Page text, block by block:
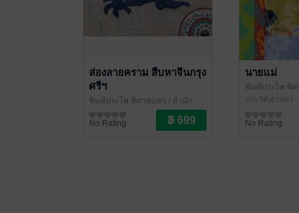
ส่องลายคราม สืบหาจีนกรุง
ศรีฯ
พิมพ์ประไพ พิศาลบุตร / สำนัก
No Rating
นายแม่
พิมพ์ประไพ พิศ
Nanmeebooks
ประวัติศาสตร์
No Rating